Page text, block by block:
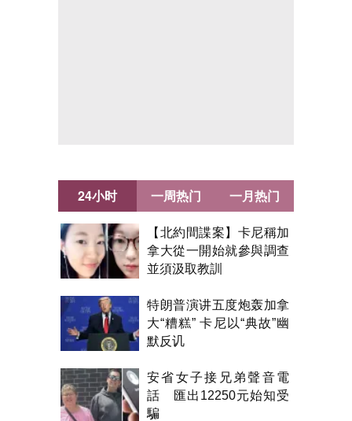
24小时
【北約間諜案】卡尼稱加
拿大從一開始就參與調查
並須汲取教訓
特朗普演讲五度炮轰加拿
大“糟糕” 卡尼以“典故”幽
默反讥
安省女子接兄弟聲音電
話 匯出12250元始知受
騙
一周热门 一月热门